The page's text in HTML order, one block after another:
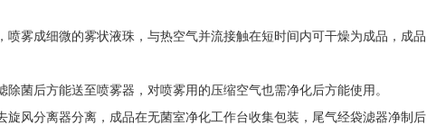
雾成细微的雾状液珠，与热空气并流接触在短时间内可干燥为成品，成品
后方能送至喷雾器，对喷雾用的压缩空气也需净化后方能使用。
风分离器分离，成品在无菌室净化工作台收集包装，尾气经袋滤器净制后